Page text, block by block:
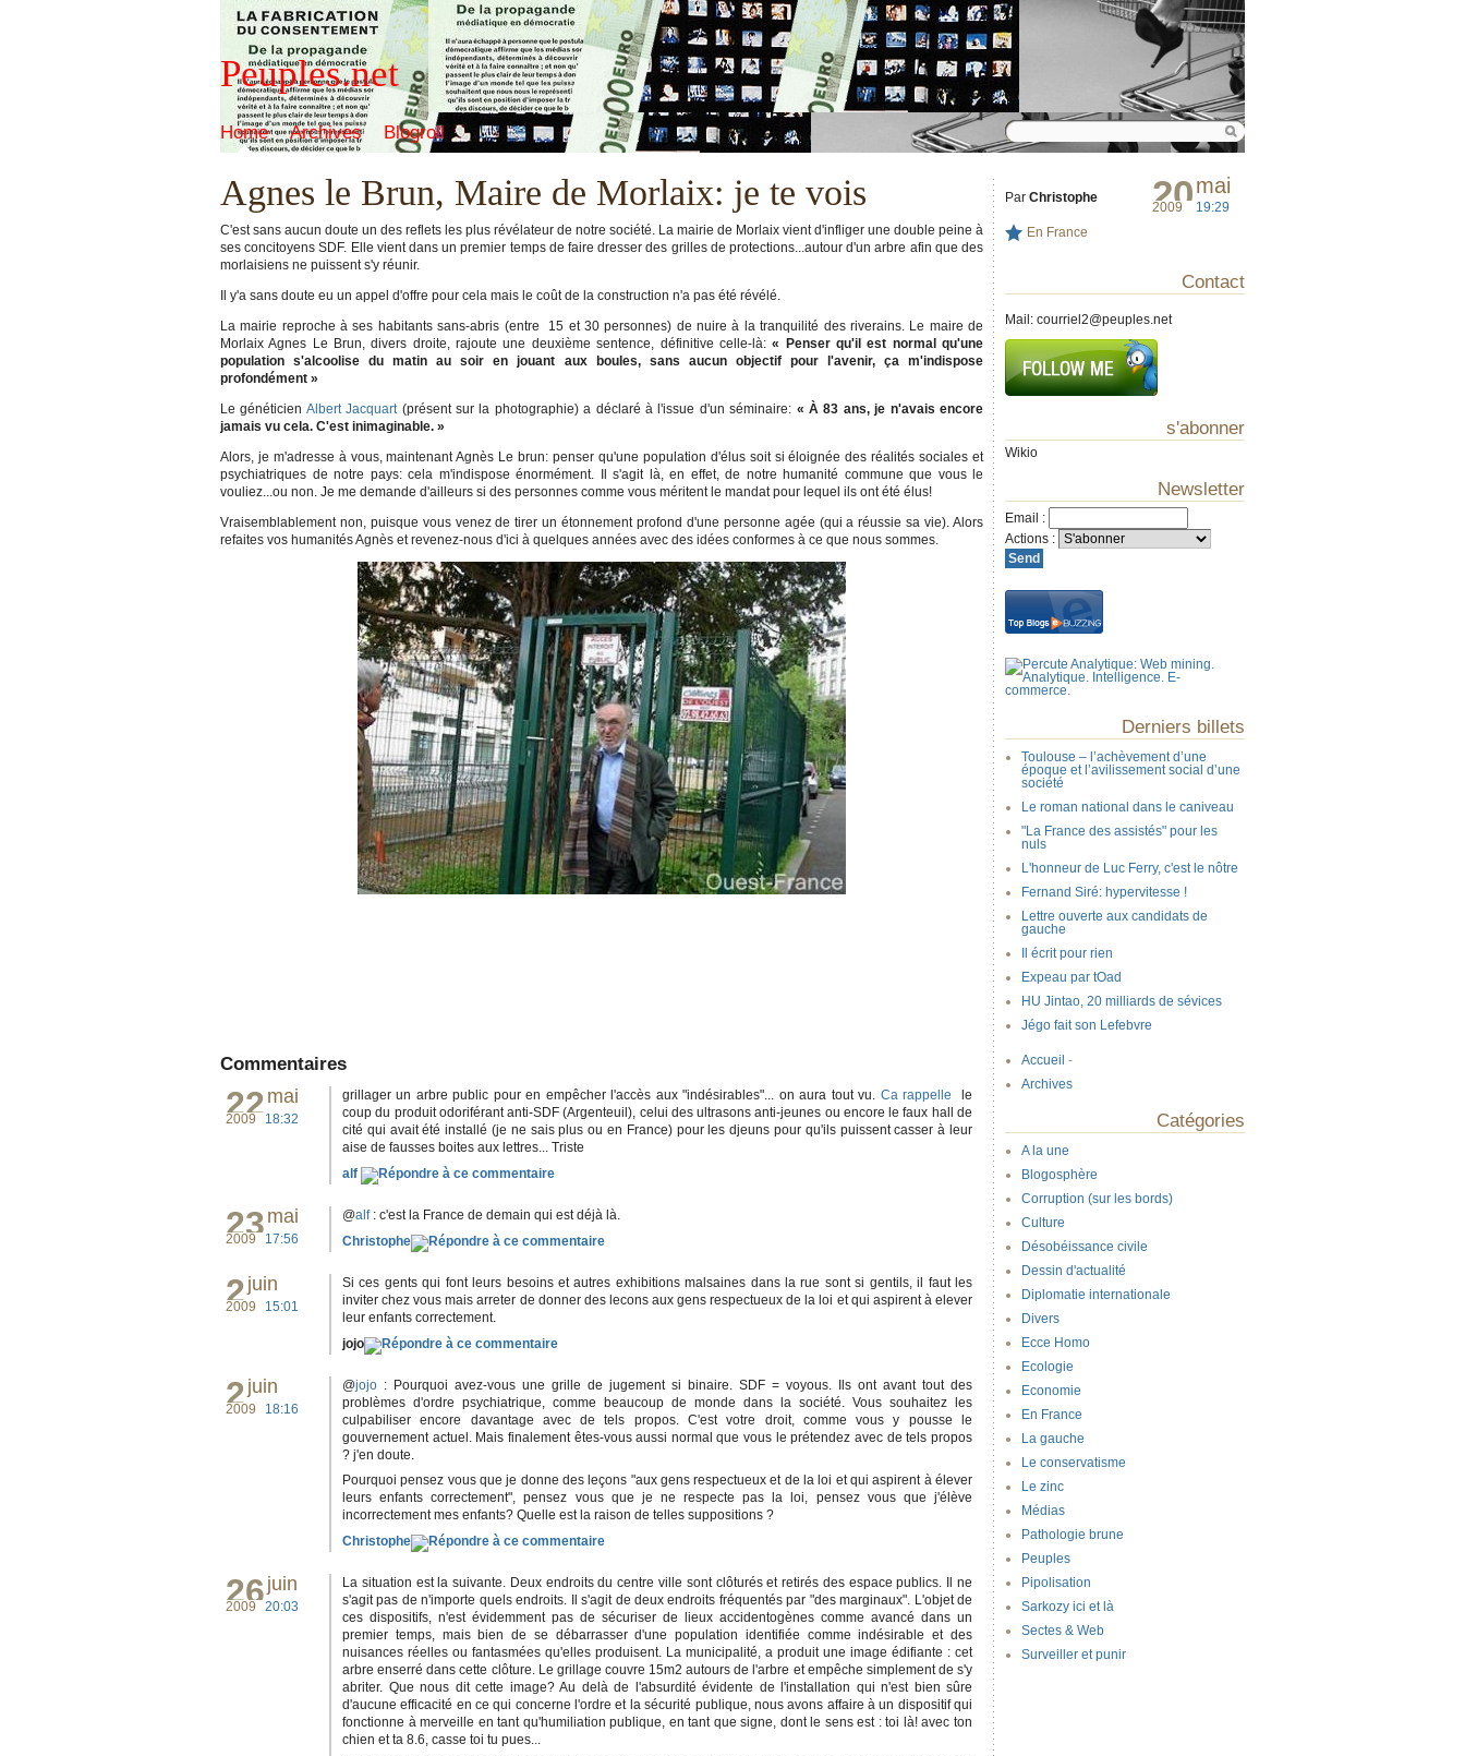
Peuples.net
Home Archives Blogroll
Agnes le Brun, Maire de Morlaix: je te vois 20mai
2009 19:29
Par Christophe
En France
C'est sans aucun doute un des reflets les plus révélateur de notre société. La mairie de Morlaix vient d'infliger une double peine à
ses concitoyens SDF. Elle vient dans un premier temps de faire dresser des grilles de protections...autour d'un arbre afin que des
morlaisiens ne puissent s'y réunir.
Il y'a sans doute eu un appel d'offre pour cela mais le coût de la construction n'a pas été révélé.
La mairie reproche à ses habitants sans-abris (entre 15 et 30 personnes) de nuire à la tranquilité des riverains. Le maire de
Morlaix Agnes Le Brun, divers droite, rajoute une deuxième sentence, définitive celle-là:«
Penser qu'il est normal qu'une
population s'alcoolise du matin au soir en jouant aux boules, sans aucun objectif pour l'avenir, ça m'indispose
profondément »
Le généticien Albert Jacquart(présent sur la photographie) a déclaré à l'issue d'un séminaire: « À 83 ans, je n'avais encore
jamais vu cela. C'est inimaginable. »
Alors, je m'adresse à vous, maintenant Agnès Le brun: penser qu'une population d'élus soit si éloignée des réalités sociales et
psychiatriques de notre pays: cela m'indispose énormément. Il s'agit là, en effet, de notre humanité commune que vous le
vouliez...ou non. Je me demande d'ailleurs si des personnes comme vous méritent le mandat pour lequel ils ont été élus!
Vraisemblablement non, puisque vous venez de tirer un étonnement profond d'une personne agée (qui a réussie sa vie). Alors
refaites vos humanités Agnès et revenez-nous d'ici à quelques années avec des idées conformes à ce que nous sommes.
Commentaires
22 mai
2009 18:32
grillager un arbre public pour en empêcher l'accès aux "indésirables"... on aura tout vu. Ca rappelle
le
coup du produit odoriférant anti-SDF (Argenteuil), celui des ultrasons anti-jeunes ou encore le faux hall de
cité qui avait été installé (je ne sais plus ou en France) pour les djeuns pour qu'ils puissent casser à leur
aise de fausses boites aux lettres... Triste
alf
23 mai
2009 17:56
@alf: c'est la France de demain qui est déjà là.
Christophe
2juin
2009 15:01
Si ces gents qui font leurs besoins et autres exhibitions malsaines dans la rue sont si gentils, il faut les
inviter chez vous mais arreter de donner des lecons aux gens respectueux de la loi et qui aspirent à elever
leur enfants correctement.
jojo
2juin
2009 18:16
@jojo : Pourquoi avez-vous une grille de jugement si binaire. SDF = voyous. Ils ont avant tout des
problèmes d'ordre psychiatrique, comme beaucoup de monde dans la société. Vous souhaitez les
culpabiliser encore davantage avec de tels propos. C'est votre droit, comme vous y pousse le
gouvernement actuel. Mais finalement êtes-vous aussi normal que vous le prétendez avec de tels propos
? j'en doute.
Pourquoi pensez vous que je donne des leçons "aux gens respectueux et de la loi et qui aspirent à élever
leurs enfants correctement", pensez vous que je ne respecte pas la loi, pensez vous que j'élève
incorrectement mes enfants? Quelle est la raison de telles suppositions ?
Christophe
26 juin
2009 20:03
La situation est la suivante. Deux endroits du centre ville sont clôturés et retirés des espace publics. Il ne
s'agit pas de n'importe quels endroits. Il s'agit de deux endroits fréquentés par "des marginaux". L'objet de
ces dispositifs, n'est évidemment pas de sécuriser de lieux accidentogènes comme avancé dans un
premier temps, mais bien de se débarrasser d'une population identifiée comme indésirable et des
nuisances réelles ou fantasmées qu'elles produisent. La municipalité, a produit une image édifiante : cet
arbre enserré dans cette clôture. Le grillage couvre 15m2 autours de l'arbre et empêche simplement de s'y
abriter. Que nous dit cette image? Au delà de l'absurdité évidente de l'installation qui n'est bien sûre
d'aucune efficacité en ce qui concerne l'ordre et la sécurité publique, nous avons affaire à un dispositif qui
fonctionne à merveille en tant qu'humiliation publique, en tant que signe, dont le sens est : toi là! avec ton
chien et ta 8.6, casse toi tu pues...
Contact
Mail: courriel2@peuples.net
s'abonner
Wikio
Newsletter
Email :
Actions :
Derniers billets
Toulouse – l’achèvement d’une
époque et l’avilissement social d’une
société
Le roman national dans le caniveau
"La France des assistés" pour les
nuls
L'honneur de Luc Ferry, c'est le nôtre
Fernand Siré: hypervitesse !
Lettre ouverte aux candidats de
gauche
Il écrit pour rien
Expeau par tOad
HU Jintao, 20 milliards de sévices
Jégo fait son Lefebvre
Accueil -
Archives
Catégories
A la une
Blogosphère
Corruption (sur les bords)
Culture
Désobéissance civile
Dessin d'actualité
Diplomatie internationale
Divers
Ecce Homo
Ecologie
Economie
En France
La gauche
Le conservatisme
Le zinc
Médias
Pathologie brune
Peuples
Pipolisation
Sarkozy ici et là
Sectes & Web
Surveiller et punir